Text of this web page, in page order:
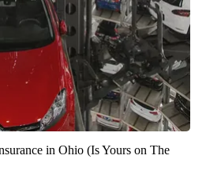
in Ohio (Is Yours on The